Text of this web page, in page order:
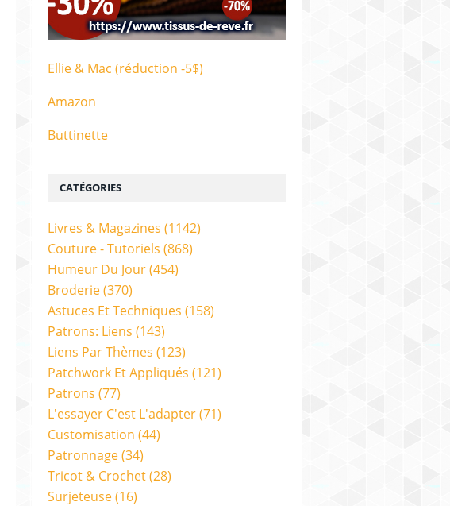
CATÉGORIES
Livres & Magazines (1142)
Couture - Tutoriels (868)
Humeur Du Jour(454)
Broderie(370)
Astuces Et Techniques (158)
Patrons: Liens (143)
Liens Par Thèmes (123)
Patchwork Et Appliqués (121)
Patrons (77)
L'essayer C'est L'adapter(71)
Customisation (44)
Patronnage(34)
Tricot & Crochet(28)
Surjeteuse(16)
Ellie & Mac (réduction -5$)
Amazon
Buttinette